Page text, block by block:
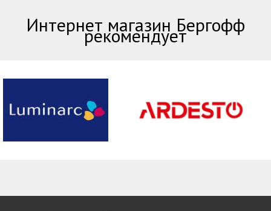
Интернет магазин Бергофф
рекомендует